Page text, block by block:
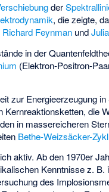
der
, die zeigte,
Richard Feynman und
in der
(Elektron-Positron-
zur Energieerzeugung
Kernreaktionsketten, die
in massereicheren
Bethe-Weizsäcker-
aktiv. Ab den 1970er
Kenntnisse z.
des